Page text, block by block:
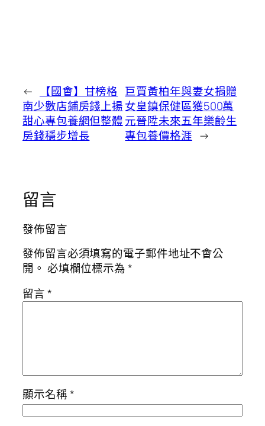
←
【國會】甘榜格
南少數店鋪房錢上揚
甜心專包養網但整體
房錢穩步增長
巨賈黃柏年與妻女捐贈
女皇鎮保健區獲500萬
元晉陞未來五年樂齡生
專包養價格涯 →
留言
發佈留言
發佈留言必須填寫的電子郵件地址不會公
開。 必填欄位標示為*
留言*
顯示名稱*